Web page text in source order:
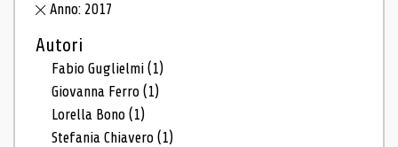
Anno: 2017
Autori
Fabio Guglielmi(1)
Giovanna Ferro(1)
Lorella Bono(1)
Stefania Chiavero(1)